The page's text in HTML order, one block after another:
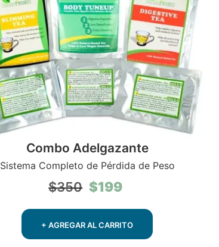
Combo Adelgazante
Sistema Completo de Pérdida de Peso
$350 El
precio
original
era:
$350.
$199
actual
es:
$199.
+ AGREGAR AL CARRITO